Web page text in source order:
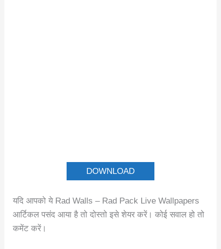
DOWNLOAD
यदि आपको ये Rad Walls – Rad Pack Live Wallpapers
आर्टिकल पसंद आया है तो दोस्तो इसे शेयर करें। कोई सवाल हो तो
कमेंट करें।